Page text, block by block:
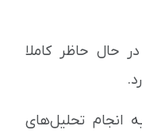
حال حاظر کاملا
انجام تحلیل‌های